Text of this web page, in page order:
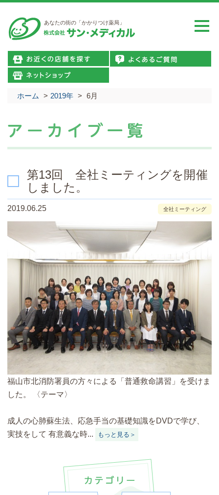
あなたの街の「かかりつけ薬局」
ホーム > 2019年 > 6月
第13回 全社ミーティングを開催
しました。
2019.06.25 全社ミーティング
福山市北消防署員の方々による「普通救命講習」を受けま
した。 〈テーマ〉
成人の心肺蘇生法、応急手当の基礎知識をDVDで学び、
実技をして 有意義な時...
もっと見る＞